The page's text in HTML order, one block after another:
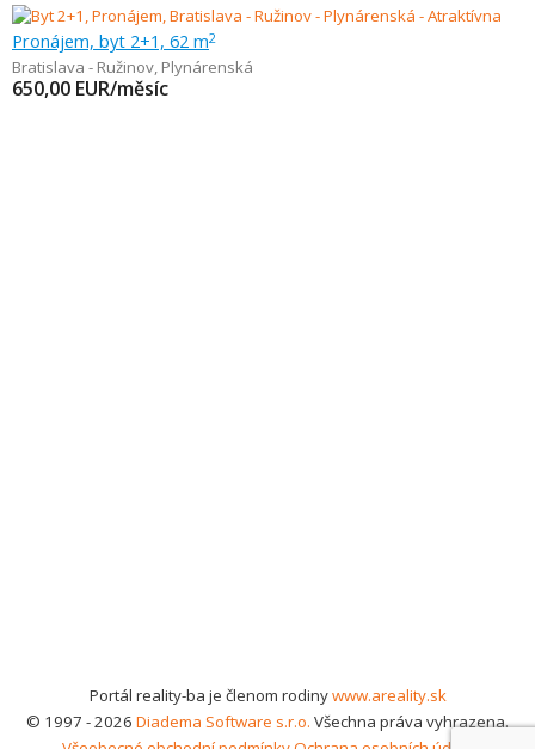
Pronájem, byt 2+1, 62 m2
Bratislava - Ružinov, Plynárenská
650,00 EUR/měsíc
Portál reality-ba je členom rodinywww.areality.sk
© 1997 - 2026 Diadema Software s.r.o. Všechna práva vyhrazena.